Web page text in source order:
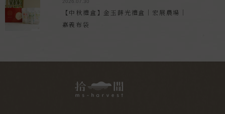
2026.07.30
【中秋禮盒】金玉蒔光禮盒｜宏展農場｜
嘉義布袋